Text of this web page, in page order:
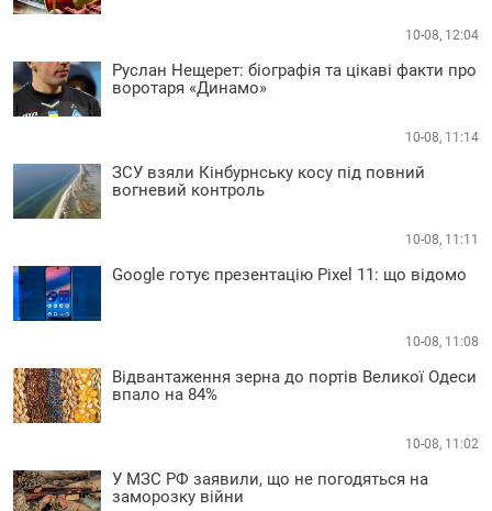
10-08, 12:04
Руслан Нещерет: біографія та цікаві факти про
воротаря «Динамо»
10-08, 11:14
ЗСУ взяли Кінбурнську косу під повний
вогневий контроль
10-08, 11:11
Google готує презентацію Pixel 11: що відомо
10-08, 11:08
Відвантаження зерна до портів Великої Одеси
впало на 84%
10-08, 11:02
У МЗС РФ заявили, що не погодяться на
заморозку війни